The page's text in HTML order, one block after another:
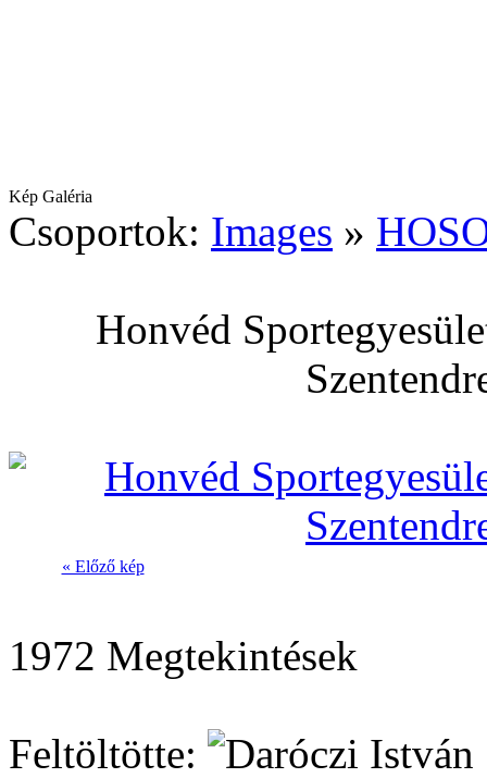
Kép Galéria
Csoportok: Images »
Honvéd
« Előző kép
1972 Megtekintések
Feltöltötte: